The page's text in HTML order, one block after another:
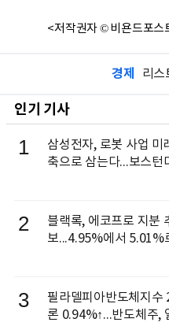
<저작권자 © 비욘드포스
경제 리스
인기 기사
1
삼성전자, 로봇 사업 미
축으로 삼는다...보스턴
2
블랙록, 에코프로 지분
보...4.95%에서 5.01%
3
필라델피아반도체지수
론 0.94%↑...반도체주,